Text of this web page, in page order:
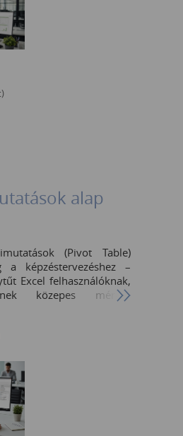
)
külső forrásokkal vagy
való professzionális
Tömbök és
-A cél a modern
valamint a
és adatok klasszikus
elemzése. Filter,
és a # dinamikus
alap
(Pivot Table)
a képzéstervezéshez –
Excel felhasználóknak,
közepes méretű
jelentéseket,
készíteni. Az Excel
Táblázat funkció
Mi az, hogy
(Pivot) tábla
elrendezései, nézetei
Idővonal/Timeline